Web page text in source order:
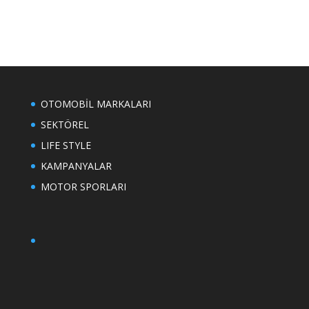
OTOMOBİL MARKALARI
SEKTÖREL
LIFE STYLE
KAMPANYALAR
MOTOR SPORLARI